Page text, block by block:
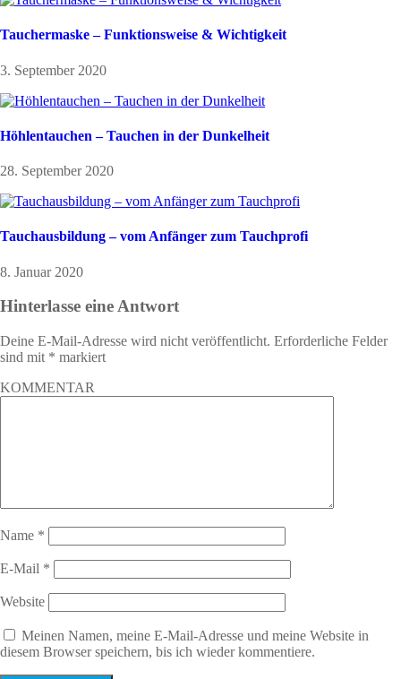
Tauchermaske – Funktionsweise & Wichtigkeit
3. September 2020
Höhlentauchen – Tauchen in der Dunkelheit
28. September 2020
Tauchausbildung – vom Anfänger zum Tauchprofi
8. Januar 2020
Hinterlasse eine Antwort
Deine E-Mail-Adresse wird nicht veröffentlicht. Erforderliche Felder
sind mit * markiert
KOMMENTAR
Name *
E-Mail *
Website
Meinen Namen, meine E-Mail-Adresse und meine Website in
diesem Browser speichern, bis ich wieder kommentiere.